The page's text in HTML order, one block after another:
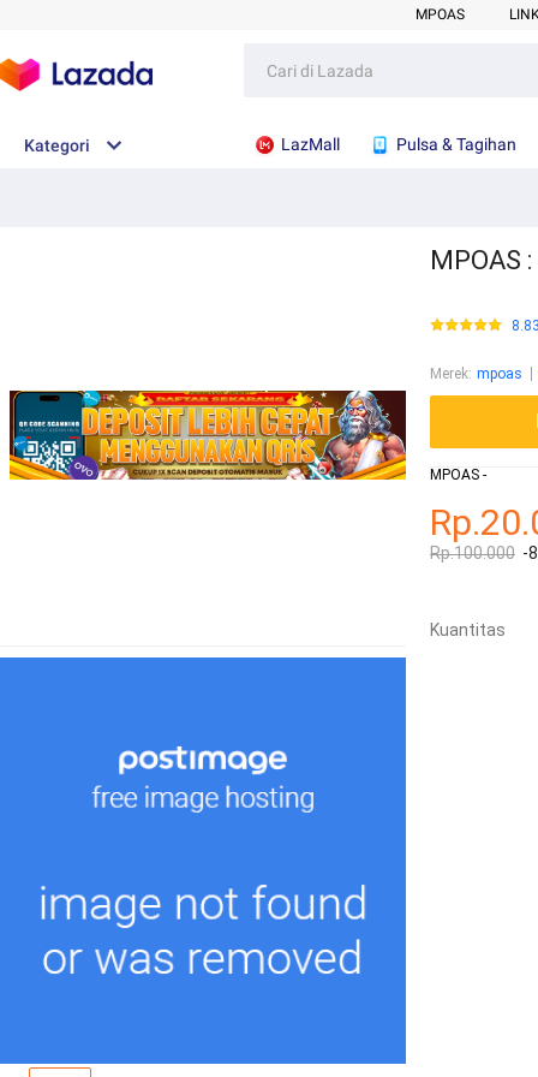
MPOAS
Kategori LazMall Pulsa & Tagihan
MPOAS
Merek: mpoas
MPOAS -
Rp.100.000 -
Kuantitas